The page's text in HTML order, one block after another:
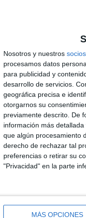
Nosotros y nuestros socios
procesamos datos
para publicidad y
desarrollo de servicios.
geográfica precisa e
otorgarnos su
previamente descrito. De
información más
que algún procesamiento
derecho de rechazar tal
preferencias o retirar su
"Privacidad" en la parte
MÁS OPCIONES
DE